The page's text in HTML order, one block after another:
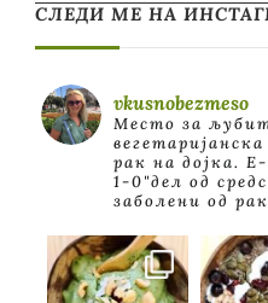
СЛЕДИ МЕ НА
vkusnobezmeso
Место за
рак на дојка.
1-0"дел од
заболени од рак